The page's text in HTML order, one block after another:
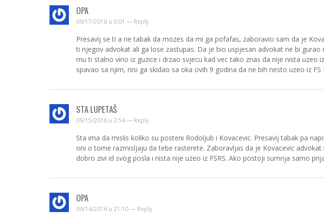
OPA
09/17/2016 u 0:01 — Reply
Presavij se ti a ne tabak da mozes da mi ga pofafas, zaboravio sam da je
ti njegov advokat ali ga lose zastupas. Da je bio uspjesan advokat ne bi gurao
mu ti stalno virio iz guzice i drzao svjecu kad vec tako znas da nije nista uzeo
spavao sa njim, nisi ga skidao sa oka ovih 9 godina da ne bih nesto uzeo iz FS
STA LUPETAŠ
09/15/2016 u 3:54 — Reply
Sta ima da mislis koliko su posteni Rodoljub i Kovacevic. Presavij tabak pa
oni o tome razmisljaju da tebe rasterete. Zaboravljas da je Kovacevic
dobro zivi id svog posla i nista nije uzeo iz FSRS. Ako postoji sumnja samo
OPA
09/14/2016 u 21:10 — Reply